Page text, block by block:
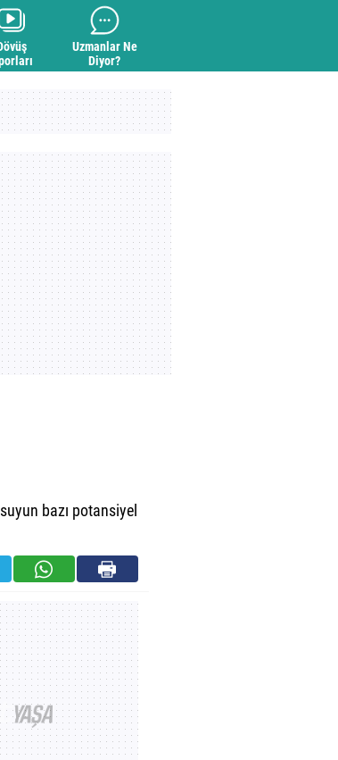
Uzmanlar Ne
Diyor?
bazı potansiyel